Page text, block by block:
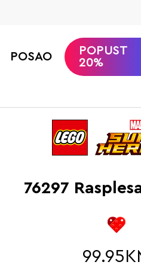
POSAO
POPUST
20%
76297
99.95